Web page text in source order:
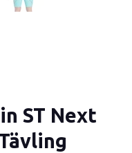
ST Next